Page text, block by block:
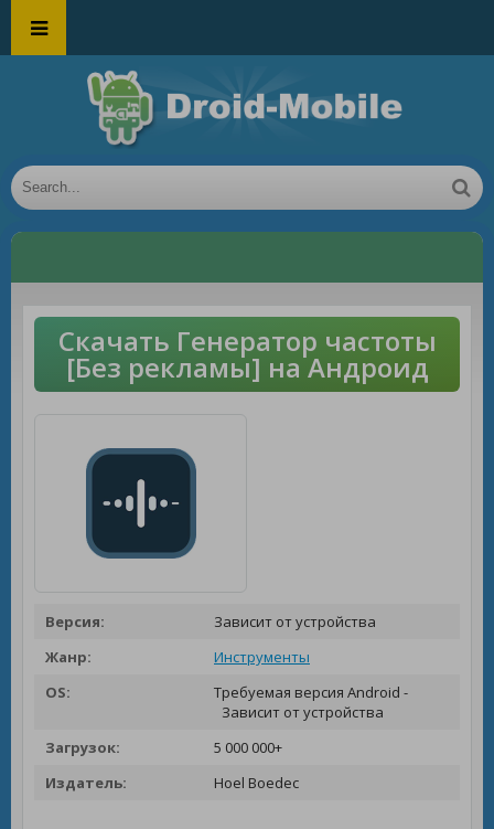
Скачать Генератор частоты
[Без рекламы] на Андроид
Версия:
Зависит от устройства
Жанр:
Инструменты
OS:
Требуемая версия Android -
Зависит от устройства
Загрузок:
5 000 000+
Издатель:
Hoel Boedec